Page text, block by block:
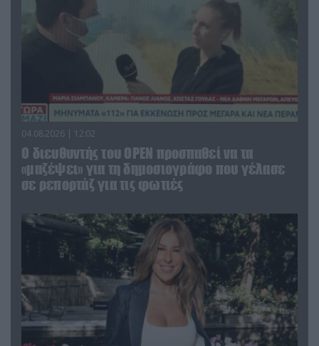
04.08.2026 | 12:02
O διευθυντής του OPEN προσπαθεί να τα
«μαζέψει» για τη δημοσιογράφο που γέλασε
σε ρεπορτάζ για τις φωτιές